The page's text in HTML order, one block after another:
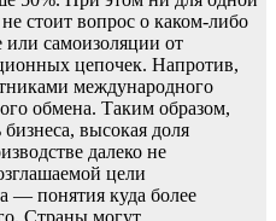
стоит вопрос о каком-либо
или самоизоляции от
цепочек. Напротив,
международного
обмена. Таким образом,
высокая доля
далеко не
цели
— понятия куда более